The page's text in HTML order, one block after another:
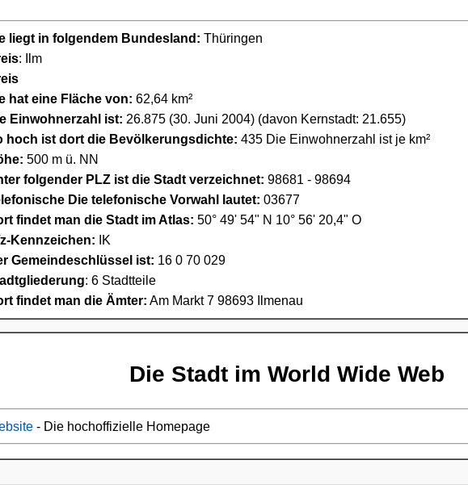
liegt in folgendem Bundesland: Thüringen
: Ilm
hat eine Fläche von: 62,64 km²
Einwohnerzahl ist: 26.875 (30. Juni 2004) (davon Kernstadt: 21.655)
hoch ist dort die Bevölkerungsdichte: 435 Die Einwohnerzahl ist je km²
500 m ü. NN
folgender PLZ ist die Stadt verzeichnet: 98681 - 98694
Die telefonische Vorwahl lautet: 03677
findet man die Stadt im Atlas: 50° 49' 54" N 10° 56' 20,4" O
Kennzeichen: IK
Gemeindeschlüssel ist: 16 0 70 029
: 6 Stadtteile
findet man die Ämter: Am Markt 7 98693 Ilmenau
Die Stadt im World Wide Web
- Die hochoffizielle Homepage